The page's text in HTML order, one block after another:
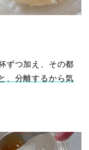
ずつ加え、その都
、分離するから気